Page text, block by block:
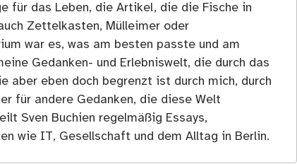
für das Leben, die Artikel, die die Fische in
Zettelkasten, Mülleimer oder
war es, was am besten passte und am
Gedanken- und Erlebniswelt, die durch das
aber eben doch begrenzt ist durch mich, durch
für andere Gedanken, die diese Welt
Sven Buchien regelmäßig Essays,
wie IT, Gesellschaft und dem Alltag in Berlin.